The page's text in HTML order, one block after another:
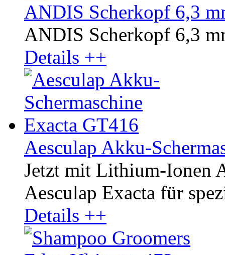
ANDIS Scherkopf 6,3
ANDIS Scherkopf 6,3
Details ++
Aesculap Akku-
Jetzt mit Lithium-Ionen
Aesculap Exacta für
Details ++